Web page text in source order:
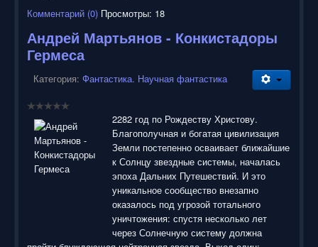
Комментарий (0) Просмотры: 18
Андрей Мартьянов - Конкистадоры
Гермеса
Категория: Фантастика. Научная фантастика
2282 год по Рождеству Христову.
Благополучная и богатая цивилизация
Земли постепенно осваивает ближайшие
к Солнцу звездные системы, началась
эпоха Дальних Путешествий. И это
уникальное сообщество внезапно
оказалось под угрозой тотального
уничтожения: спустя несколько лет
через Солнечную систему должна